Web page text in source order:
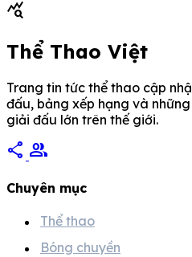
[…]
query_stats
Thể Thao Việt
Trang tin tức thể thao cập
đấu, bảng xếp hạng và
giải đấu lớn trên thế giới.
share group
Chuyên mục
Thể thao
Bóng chuyền